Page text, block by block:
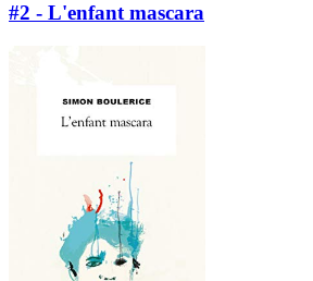
#2 - L'enfant mascara